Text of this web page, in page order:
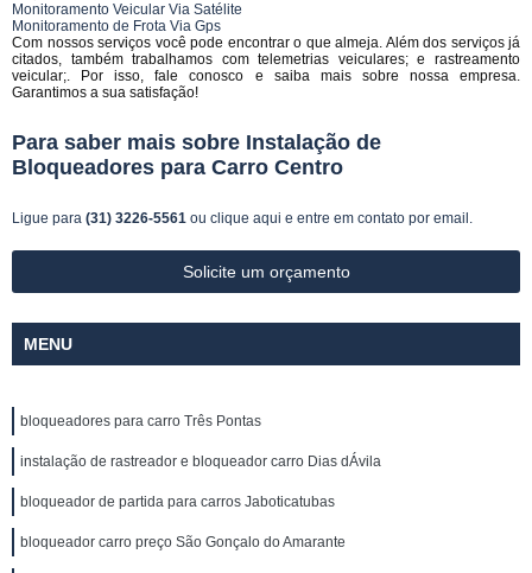
Monitoramento Veicular Via Satélite
Monitoramento de Frota Via Gps
Com nossos serviços você pode encontrar o que almeja. Além dos serviços já
citados, também trabalhamos com telemetrias veiculares; e rastreamento
veicular;. Por isso, fale conosco e saiba mais sobre nossa empresa.
Garantimos a sua satisfação!
Para saber mais sobre Instalação de
Bloqueadores para Carro Centro
Ligue para (31) 3226-5561 ou clique aqui e entre em contato por email.
Solicite um orçamento
MENU
bloqueadores para carro Três Pontas
instalação de rastreador e bloqueador carro Dias dÁvila
bloqueador de partida para carros Jaboticatubas
bloqueador carro preço São Gonçalo do Amarante